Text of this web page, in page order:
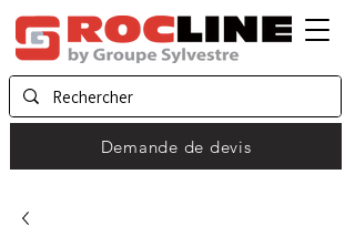
Demande de devis